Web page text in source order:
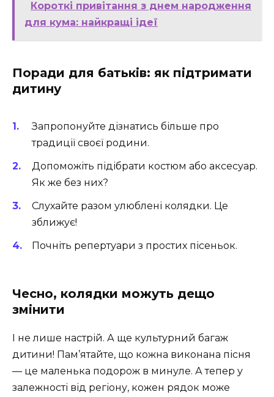
Короткі привітання з днем народження
для кума: найкращі ідеї
Поради для батьків: як підтримати
дитину
Запропонуйте дізнатись більше про
традиції своєї родини.
Допоможіть підібрати костюм або аксесуар.
Як же без них?
Слухайте разом улюблені колядки. Це
зближує!
Почніть репертуари з простих пісеньок.
Чесно, колядки можуть дещо
змінити
І не лише настрій. А ще культурний багаж
дитини! Пам’ятайте, що кожна виконана пісня
— це маленька подорож в минуле. А тепер у
залежності від регіону, кожен рядок може